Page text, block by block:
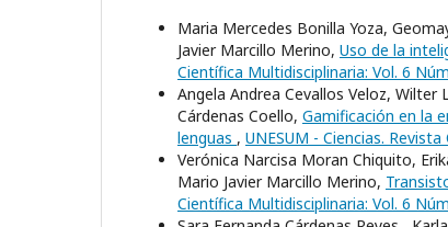
Maria Mercedes Bonilla Yoza,
Javier Marcillo Merino, Uso de la
Científica Multidisciplinaria: Vol. 6
Angela Andrea Cevallos Veloz,
Cárdenas Coello, Gamificación en la
lenguas , UNESUM - Ciencias.
Verónica Narcisa Moran Chiquito,
Mario Javier Marcillo Merino,
Científica Multidisciplinaria: Vol. 6